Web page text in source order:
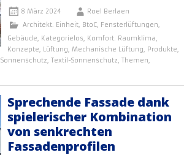
8 März 2024
Roel Berlaen
Architekt. Einheit, BtoC, Fensterlüftungen,
Gebäude, Kategorielos, Komfort. Raumklima,
Konzepte, Lüftung, Mechanische Lüftung, Produkte,
Sonnenschutz, Textil-Sonnenschutz, Themen,
Sprechende Fassade dank
spielerischer Kombination
von senkrechten
Fassadenprofilen